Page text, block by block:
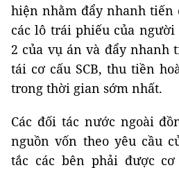
hiện nhằm đẩy nhanh tiến
các lô trái phiếu của người
2 của vụ án và đẩy nhanh
tái cơ cấu SCB, thu tiền
trong thời gian sớm nhất.
Các đối tác nước ngoài
nguồn vốn theo yêu cầu
tắc các bên phải được